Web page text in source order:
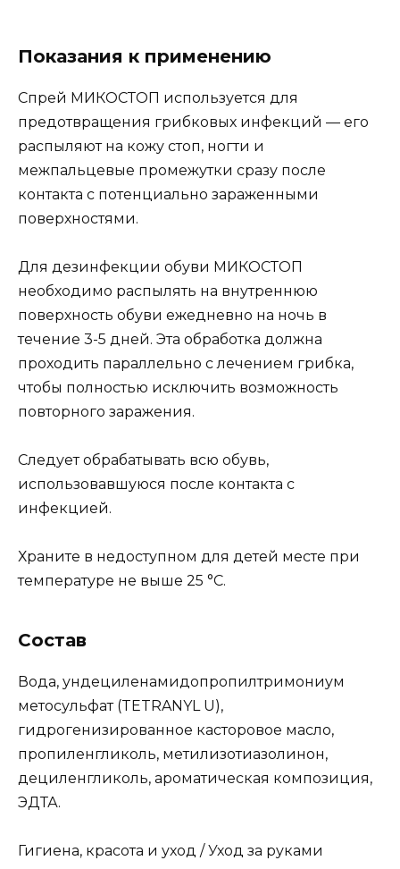
Показания к применению
Спрей МИКОСТОП используется для
предотвращения грибковых инфекций — его
распыляют на кожу стоп, ногти и
межпальцевые промежутки сразу после
контакта с потенциально зараженными
поверхностями.
Для дезинфекции обуви МИКОСТОП
необходимо распылять на внутреннюю
поверхность обуви ежедневно на ночь в
течение 3-5 дней. Эта обработка должна
проходить параллельно с лечением грибка,
чтобы полностью исключить возможность
повторного заражения.
Следует обрабатывать всю обувь,
использовавшуюся после контакта с
инфекцией.
Храните в недоступном для детей месте при
температуре не выше 25 °C.
Состав
Вода, ундециленамидопропилтримониум
метосульфат (TETRANYL U),
гидрогенизированное касторовое масло,
пропиленгликоль, метилизотиазолинон,
дециленгликоль, ароматическая композиция,
ЭДТА.
Гигиена, красота и уход / Уход за руками